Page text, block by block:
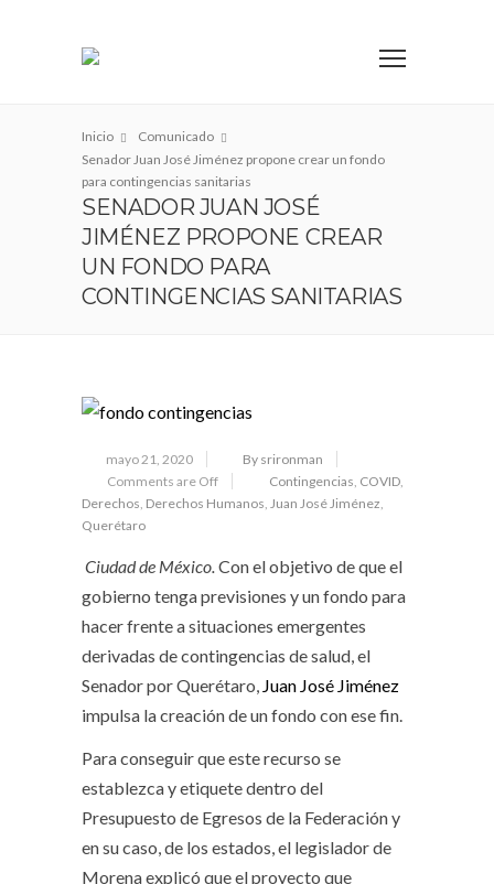
Inicio
Comunicado
Senador Juan José Jiménez propone crear un fondo
para contingencias sanitarias
SENADOR JUAN JOSÉ
JIMÉNEZ PROPONE CREAR
UN FONDO PARA
CONTINGENCIAS SANITARIAS
mayo 21, 2020
By srironman
Comments are Off
Contingencias, COVID,
Derechos, Derechos Humanos, Juan José Jiménez,
Querétaro
Ciudad de México.Con el objetivo de que el
gobierno tenga previsiones y un fondo para
hacer frente a situaciones emergentes
derivadas de contingencias de salud, el
Senador por Querétaro, Juan José Jiménez
impulsa la creación de un fondo con ese fin.
Para conseguir que este recurso se
establezca y etiquete dentro del
Presupuesto de Egresos de la Federación y
en su caso, de los estados, el legislador de
Morena explicó que el proyecto que